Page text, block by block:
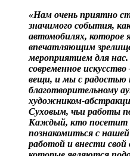
«Нам очень приятно
значимого события,
автомобилях, которое
впечатляющим
мероприятием для
современное
вещи, и мы с радостью
благотворительному
художником-
Суховым, чьи работы
Каждый, кто посетит
познакомиться с
работой и внести